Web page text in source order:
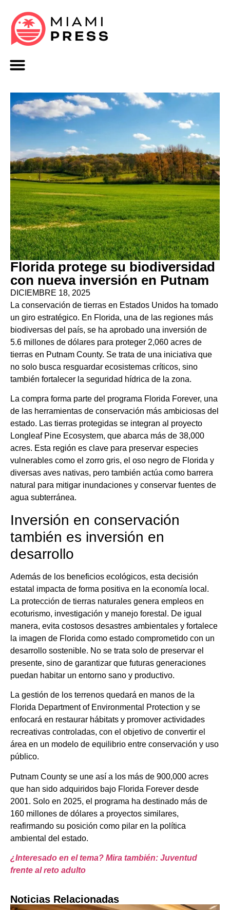
Florida protege su biodiversidad
con nueva inversión en Putnam
DICIEMBRE 18, 2025
La conservación de tierras en Estados Unidos ha tomado
un giro estratégico. En Florida, una de las regiones más
biodiversas del país, se ha aprobado una inversión de
5.6 millones de dólares para proteger 2,060 acres de
tierras en Putnam County. Se trata de una iniciativa que
no solo busca resguardar ecosistemas críticos, sino
también fortalecer la seguridad hídrica de la zona.
La compra forma parte del programa Florida Forever, una
de las herramientas de conservación más ambiciosas del
estado. Las tierras protegidas se integran al proyecto
Longleaf Pine Ecosystem, que abarca más de 38,000
acres. Esta región es clave para preservar especies
vulnerables como el zorro gris, el oso negro de Florida y
diversas aves nativas, pero también actúa como barrera
natural para mitigar inundaciones y conservar fuentes de
agua subterránea.
Inversión en conservación
también es inversión en
desarrollo
Además de los beneficios ecológicos, esta decisión
estatal impacta de forma positiva en la economía local.
La protección de tierras naturales genera empleos en
ecoturismo, investigación y manejo forestal. De igual
manera, evita costosos desastres ambientales y fortalece
la imagen de Florida como estado comprometido con un
desarrollo sostenible. No se trata solo de preservar el
presente, sino de garantizar que futuras generaciones
puedan habitar un entorno sano y productivo.
La gestión de los terrenos quedará en manos de la
Florida Department of Environmental Protection y se
enfocará en restaurar hábitats y promover actividades
recreativas controladas, con el objetivo de convertir el
área en un modelo de equilibrio entre conservación y uso
público.
Putnam County se une así a los más de 900,000 acres
que han sido adquiridos bajo Florida Forever desde
2001. Solo en 2025, el programa ha destinado más de
160 millones de dólares a proyectos similares,
reafirmando su posición como pilar en la política
ambiental del estado.
¿Interesado en el tema? Mira también: Juventud
frente al reto adulto
Noticias Relacionadas